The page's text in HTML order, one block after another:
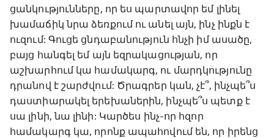
ցանկությունները, որ ես պարտավոր եմ լինել
խամաճիկ նրա ձեռքում ու անել այն, ինչ ինքն է
ուզում: Գուցե ցնդաբանություն հնչի իմ ասածը,
բայց հանգել եմ այն եզրակացության, որ
աշխարհում կա համակարգ, ու մարդկությունը
դրանով է շարժվում: Ծրագրեր կան, չէ՞, ինչպե՞ս
դաստիարակել երեխաներին, ինչպե՞ս պետք է
սա լինի, նա լինի: Կարծես ինչ-որ հզոր
համակարգ կա, որոնք ապահովում են, որ իրենց